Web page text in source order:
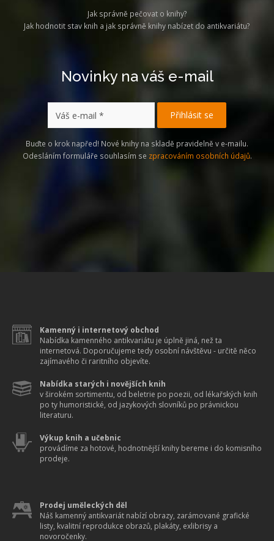
Jak správně pečovat o knihy?
Jak hodnotit stav knih a jak správně knihy nabízet do antikvariátu?
Novinky na váš e-mail
Buďte o krok napřed! Nové knihy na skladě pravidelně v e-mailu.
Odesláním formuláře souhlasím se zpracováním osobních údajů.
Kamenný i internetový obchod
Nabídka kamenného antikvariátu je úplně jiná, než ta
internetová. Doporučujeme tedy osobní návštěvu - určitě něco
zajímavého či raritního objevíte.
Nabídka starých i novějších knih
v širokém sortimentu, od beletrie po poezii, od lékařských knih
po ty humoristické, od jazykových slovníků po právnickou
literaturu.
Výkup knih a učebnic
provádíme za hotové, hodnotnější knihy bereme i do komisního
prodeje.
Prodej uměleckých děl
Náš kamenný antikvariát nabízí obrazy, zarámované grafické
listy, kvalitní reprodukce obrazů, plakáty, exlibrisy a
novoročenky.